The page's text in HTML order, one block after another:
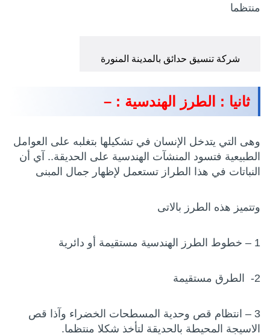
منتظما
شركة تنسيق حدائق بالمدينة المنورة
ثانيا : الطرز الهندسية : –
وهى التي يتدخل الإنسان في تشكيلها بتغلبه على العوامل
الطبيعية فتسود المنشآت الهندسية على الحديقة.. آي أن
النباتات في هذا الطراز تستعمل لإظهار جمال المبنى
وتتميز هذه الطرز بالاتى
1 – خطوط الطرز الهندسية مستقيمة أو دائرية
2- الطرق مستقيمة
3 – انتظام قص وحدية المسطحات الخضراء وآذا قص
الاسيجة المحيطة بالحديقة لتأخذ شكلا منتظما.